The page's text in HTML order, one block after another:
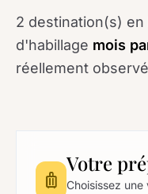
2 destination(s)
d'habillage mois
réellement
luggage
Votre
Choisissez